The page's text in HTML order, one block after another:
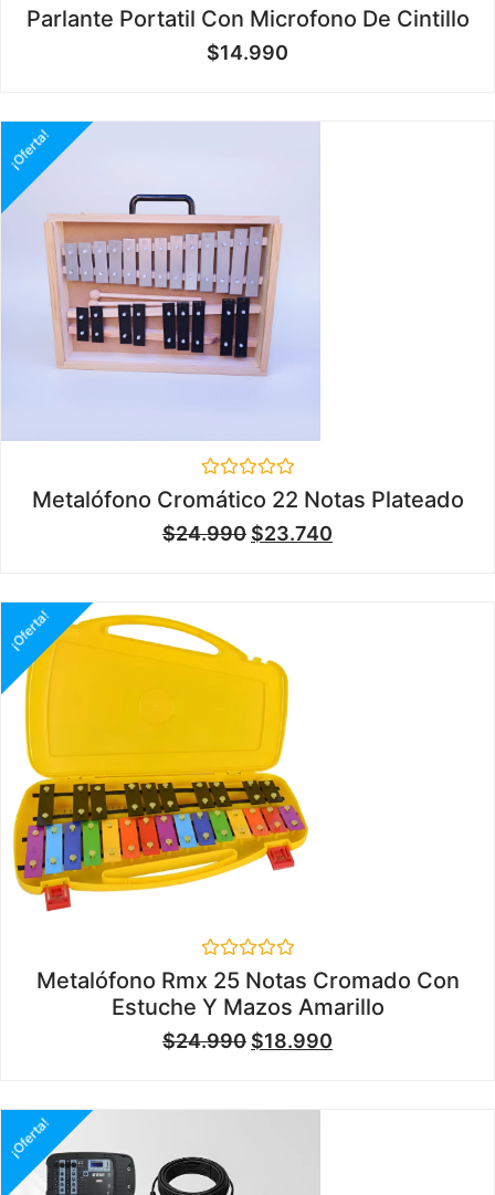
Valorado
en
0
de
Parlante Portatil Con Microfono De Cintillo
$14.990
¡Oferta!
Valorado
en
0
de
Metalófono Cromático 22 Notas Plateado
$24.990 $23.740
¡Oferta!
Valorado
en
0
5
Metalófono Rmx 25 Notas Cromado Con
Estuche Y Mazos Amarillo
$24.990 $18.990
¡Oferta!